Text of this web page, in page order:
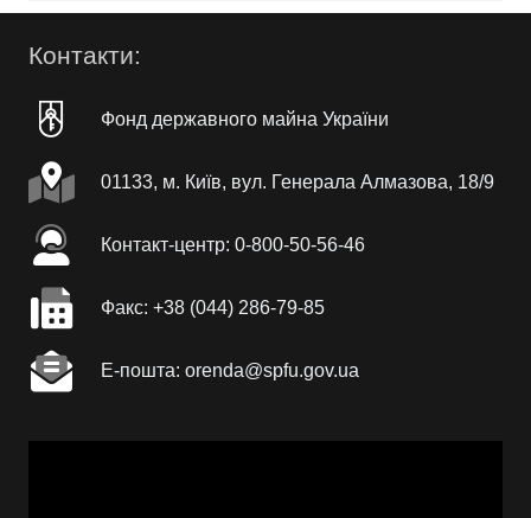
Контакти:
Фонд державного майна України
01133, м. Київ, вул. Генерала Алмазова, 18/9
Контакт-центр: 0-800-50-56-46
Факc: +38 (044) 286-79-85
Е-пошта: orenda@spfu.gov.ua